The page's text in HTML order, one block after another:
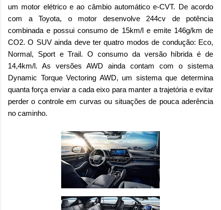
um motor elétrico e ao câmbio automático e-CVT. De acordo
com a Toyota, o motor desenvolve 244cv de potência
combinada e possui consumo de 15km/l e emite 146g/km de
CO2. O SUV ainda deve ter quatro modos de condução: Eco,
Normal, Sport e Trail. O consumo da versão híbrida é de
14,4km/l. As versões AWD ainda contam com o sistema
Dynamic Torque Vectoring AWD, um sistema que determina
quanta força enviar a cada eixo para manter a trajetória e evitar
perder o controle em curvas ou situações de pouca aderência
no caminho.